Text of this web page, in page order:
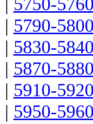
| 5790-
| 5830-
| 5870-
| 5910-
| 5950-